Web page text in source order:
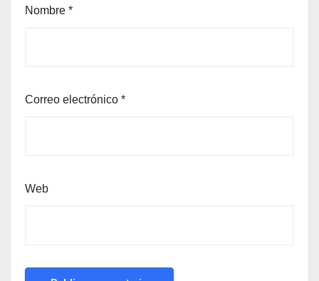
Nombre *
Correo electrónico *
Web